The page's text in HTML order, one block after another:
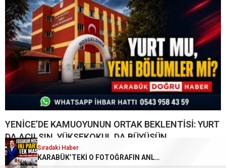
YENİCE’DE KAMUOYUNUN ORTAK BEKLENTİSİ: YURT
DA AÇILSIN, YÜKSEKOKUL DA BÜYÜSÜN
Sıradaki Haber
KARABÜK’TEKİ O FOTOĞRAFIN ANLAMI BUGÜN DAHA İYİ ANLAŞILIYOR!